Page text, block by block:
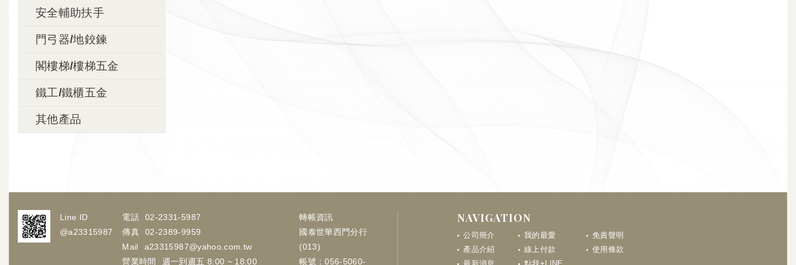
安全輔助扶手
門弓器/地鉸鍊
閣樓梯/樓梯五金
鐵工/鐵櫃五金
其他產品
Line ID
@a23315987
電話
02-2331-5987
傳真
02-2389-9959
Mail
a23315987@yahoo.com.tw
營業時間
週一到週五 8:00 ~ 18:00
轉帳資訊
國泰世華西門分行
(013)
帳號：056-5060-
NAVIGATION
公司簡介
產品介紹
我的最愛
線上付款
免責聲明
使用條款